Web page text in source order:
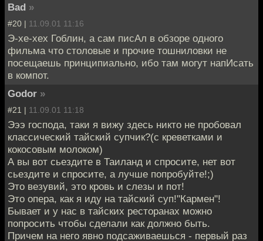
Bad »
#20 | 11.09.01 11:16
Э-хе-хех Гоблин, а сам писАл в обзоре одного
фильма что столовые и прочие тошниловки не
посещаешь принципиально, ибо там могут напИсать
в компот.
Godor »
#21 | 11.09.01 11:18
Эээ господа, таки я вижу здесь никто не пробовал
классический тайский супчик?(с креветками и
кокосовым молоком)
А вы вот сьездите в Таиланд и спросите, нет вот
сьездите и спросите, а лучше попробуйте!;)
Это везувий, это кровь и слезы и пот!
Это опера, как я иду на тайский суп!"Кармен"!
Бывает и у нас в тайских ресторанах можно
попросить чтобы сделали как должно быть.
Причем на него явно подсаживаешься - первый раз